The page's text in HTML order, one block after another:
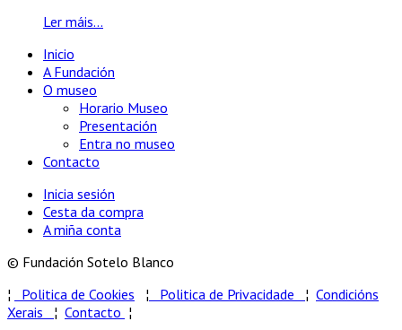
Ler máis...
Inicio
A Fundación
O museo
Horario Museo
Presentación
Entra no museo
Contacto
Inicia sesión
Cesta da compra
A miña conta
© Fundación Sotelo Blanco
¦
Politica de Cookies ¦ Politica de Privacidade ¦ Condicións
Xerais
¦ Contacto ¦